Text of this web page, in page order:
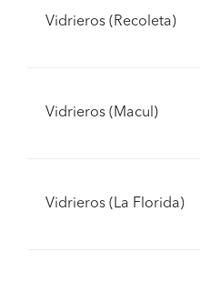
Vidrieros (Recoleta)
Vidrieros (Macul)
Vidrieros (La Florida)